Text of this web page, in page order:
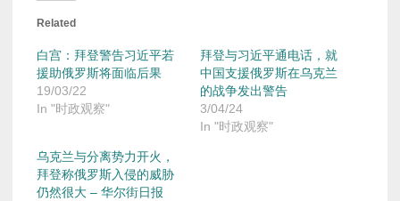
Related
白宫：拜登警告习近平若
援助俄罗斯将面临后果
19/03/22
In "时政观察"
拜登与习近平通电话，就
中国支援俄罗斯在乌克兰
的战争发出警告
3/04/24
In "时政观察"
乌克兰与分离势力开火，
拜登称俄罗斯入侵的威胁
仍然很大 – 华尔街日报